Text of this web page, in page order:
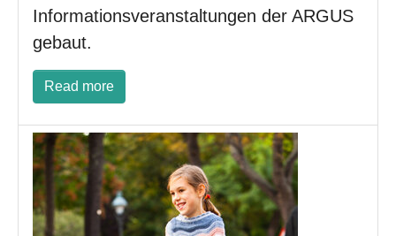
Informationsveranstaltungen der ARGUS
gebaut.
Read more